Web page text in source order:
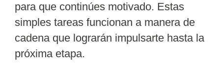
para que continúes motivado. Estas
simples tareas funcionan a manera de
cadena que lograrán impulsarte hasta la
próxima etapa.